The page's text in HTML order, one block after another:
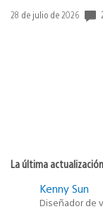
Fecha
28 de julio de 2026
La última
Kenny Sun
Diseñador de